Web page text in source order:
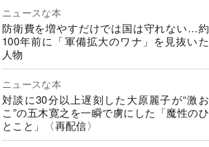
ニュースな本
防衛費を増やすだけでは国は守れない…約
100年前に「軍備拡大のワナ」を見抜いた
人物
ニュースな本
対談に30分以上遅刻した大原麗子が“激お
こ”の五木寛之を一瞬で虜にした「魔性のひ
とこと」〈再配信〉